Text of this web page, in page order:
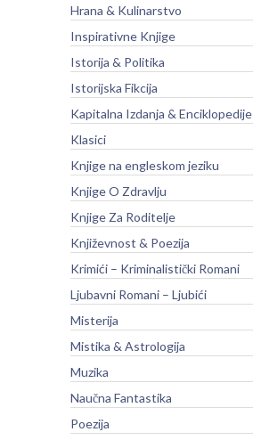
Hrana & Kulinarstvo
Inspirativne Knjige
Istorija & Politika
Istorijska Fikcija
Kapitalna Izdanja & Enciklopedije
Klasici
Knjige na engleskom jeziku
Knjige O Zdravlju
Knjige Za Roditelje
Književnost & Poezija
Krimići – Kriminalistički Romani
Ljubavni Romani – Ljubići
Misterija
Mistika & Astrologija
Muzika
Naučna Fantastika
Poezija